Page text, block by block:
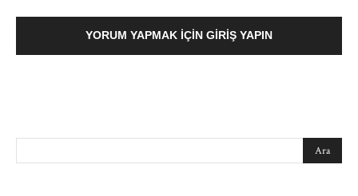
YORUM YAPMAK İÇIN GIRIŞ YAPIN